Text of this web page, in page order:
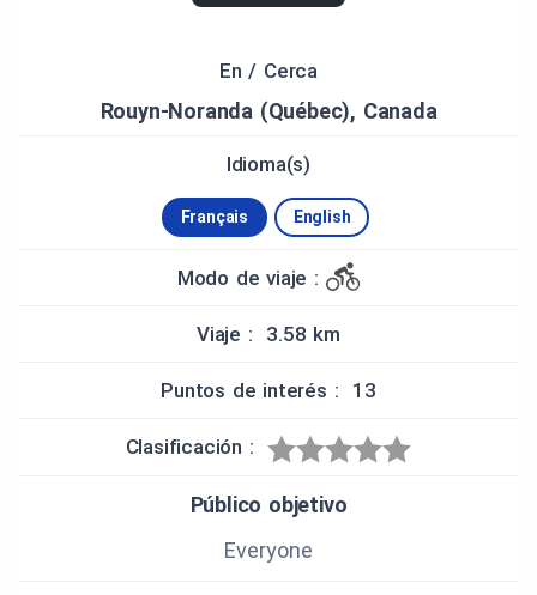
Société d'histoire de Rouyn-Noranda
Restauration de 2019 : Ville de Rouyn-Noranda et
Adaptation pour BaladoDécouverte : Kristopher
En / Cerca
Rouyn-Noranda (Québec), Canada
Idioma(s)
Français English
Modo de viaje :
Viaje : 3.58 km
Puntos de interés : 13
Clasificación :
Público objetivo
Everyone